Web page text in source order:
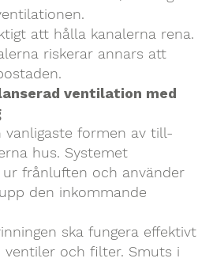
att hålla kanalerna rena.
riskerar annars att
ventilation med
vanligaste formen av till-
hus. Systemet
frånluften och använder
den inkommande
ska fungera effektivt
ventiler och filter. Smuts i